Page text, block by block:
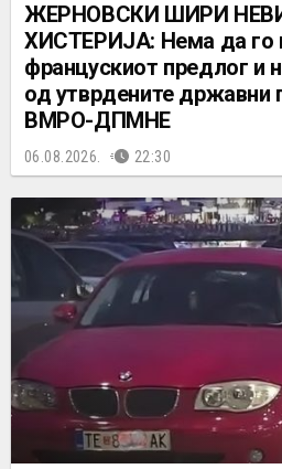
ЖЕРНОВСКИ ШИРИ
ХИСТЕРИЈА: Нема да го
францускиот предлог и
од утврдените државни
ВМРО-ДПМНЕ
06.08.2026. 22:30